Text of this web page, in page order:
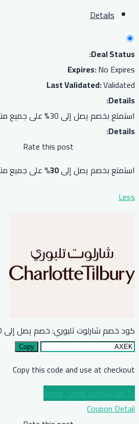
Details
Deal Status:
Expires:No Expires
Last Validated:Validated
Details:
استمتع بخصم يصل إلى 30% على جميع منتجات
Details:
Rate this post
استمتع بخصم يصل إلى30% على جميع
Less
كود خصم شارلوت تلبوري: خصم يصل إلى 30% على جميع منتجات المكياج
Copy
Copy this code and use at checkout
Go To شارلوت تلبوري Store
Coupon Detail